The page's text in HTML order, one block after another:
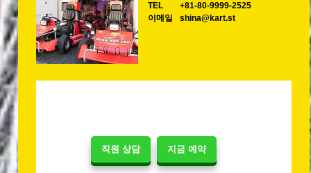
직원 상담 지금 예약
TEL
+81-80-9999-2525
이메일
shina@kart.st